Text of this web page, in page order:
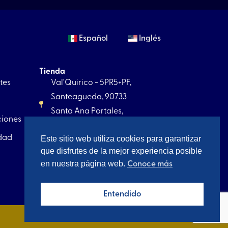
Español Inglés
Tienda
Val'Quirico - 5PR5+PF,
Santeagueda, 90733
Santa Ana Portales,
+52 221 5256 867
contacto@artesagrado.com.mx
Este sitio web utiliza cookies para garantizar
que disfrutes de la mejor experiencia posible
en nuestra página web. Conoce más
Entendido